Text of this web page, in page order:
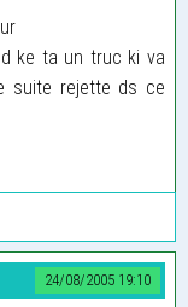
ke ta un truc ki va
suite rejette ds ce
24/08/2005 19:10